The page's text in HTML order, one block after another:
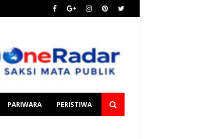
PARIWARA PERISTIWA